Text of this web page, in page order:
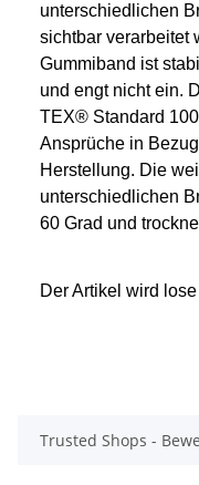
unterschiedlichen
sichtbar verarbeitet
Gummiband ist
und engt nicht ein.
TEX® Standard
Ansprüche in
Herstellung. Die
unterschiedlichen
60 Grad und
Der Artikel wird
Trusted Shops -